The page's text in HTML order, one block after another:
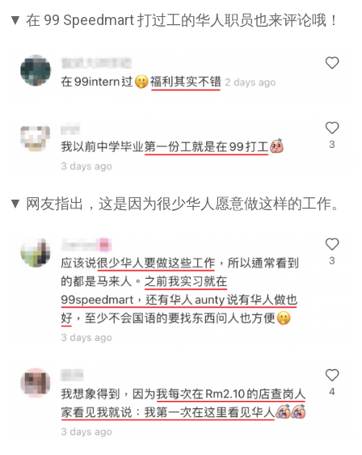
▼ 在 99 Speedmart 打过工的华人职员也来评论哦！
▼ 网友指出，这是因为很少华人愿意做这样的工作。